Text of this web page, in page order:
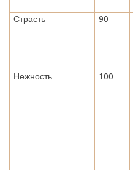
Страсть
90
Нежность
100